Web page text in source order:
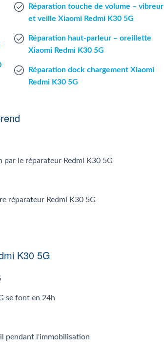
Réparation touche de volume – vibreur
et veille Xiaomi Redmi K30 5G
Réparation haut-parleur – oreillette
Xiaomi Redmi K30 5G
Réparation dock chargement Xiaomi
Redmi K30 5G
le réparateur Redmi K30 5G
réparateur Redmi K30 5G
K30 5G
se font en 24h
pendant l'immobilisation